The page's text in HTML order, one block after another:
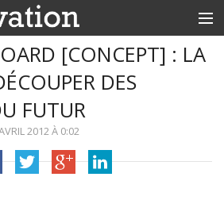
[CONCEPT] : LA
DES
FUTUR
2012À 0:02